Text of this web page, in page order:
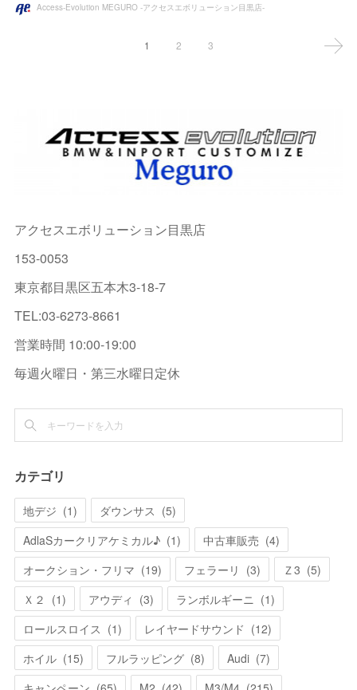
Access-Evolution MEGURO -アクセスエボリューション目黒店-
1 2 3
アクセスエボリューション目黒店
153-0053
東京都目黒区五本木3-18-7
TEL:03-6273-8661
営業時間 10:00-19:00
毎週火曜日・第三水曜日定休
カテゴリ
地デジ (1) ダウンサス (5)
AdlaSカークリアケミカル♪ (1) 中古車販売 (4)
オークション・フリマ (19) フェラーリ (3) Ｚ3 (5)
Ｘ２ (1) アウディ (3) ランボルギーニ (1)
ロールスロイス (1) レイヤードサウンド (12)
ホイル (15) フルラッピング (8) Audi (7)